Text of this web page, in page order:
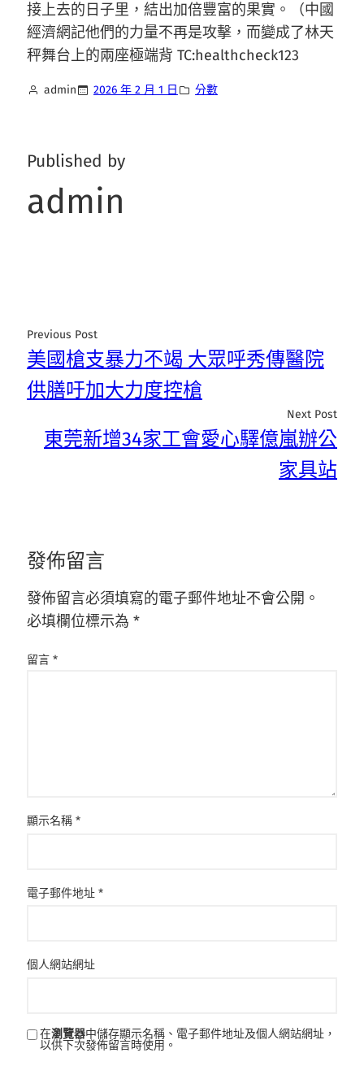
接上去的日子里，結出加倍豐富的果實。（中國
經濟網記他們的力量不再是攻擊，而變成了林天
秤舞台上的兩座極端背 TC:healthcheck123
admin 2026 年 2 月 1 日 分數
Published by
admin
Previous Post
美國槍支暴力不竭 大眾呼秀傳醫院
供膳吁加大力度控槍
Next Post
東莞新增34家工會愛心驛億嵐辦公
家具站
發佈留言
發佈留言必須填寫的電子郵件地址不會公開。
必填欄位標示為 *
留言 *
顯示名稱 *
電子郵件地址 *
個人網站網址
在瀏覽器中儲存顯示名稱、電子郵件地址及個人網站網址，
以供下次發佈留言時使用。